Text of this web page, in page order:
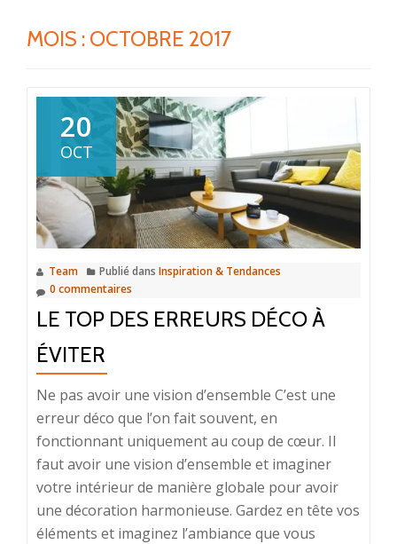
MOIS : OCTOBRE 2017
20
OCT
Team Publié dans Inspiration & Tendances
0 commentaires
LE TOP DES ERREURS DÉCO À
ÉVITER
Ne pas avoir une vision d’ensemble C’est une
erreur déco que l’on fait souvent, en
fonctionnant uniquement au coup de cœur. Il
faut avoir une vision d’ensemble et imaginer
votre intérieur de manière globale pour avoir
une décoration harmonieuse. Gardez en tête vos
éléments et imaginez l’ambiance que vous